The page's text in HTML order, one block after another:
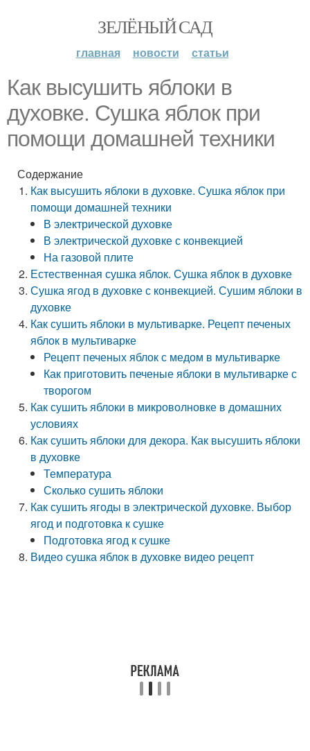
ЗЕЛЁНЫЙ САД
главная новости статьи
Как высушить яблоки в
духовке. Сушка яблок при
помощи домашней техники
Содержание
Как высушить яблоки в духовке. Сушка яблок при
помощи домашней техники
В электрической духовке
В электрической духовке с конвекцией
На газовой плите
Естественная сушка яблок. Сушка яблок в духовке
Сушка ягод в духовке с конвекцией. Сушим яблоки в
духовке
Как сушить яблоки в мультиварке. Рецепт печеных
яблок в мультиварке
Рецепт печеных яблок с медом в мультиварке
Как приготовить печеные яблоки в мультиварке с
творогом
Как сушить яблоки в микроволновке в домашних
условиях
Как сушить яблоки для декора. Как высушить яблоки
в духовке
Температура
Сколько сушить яблоки
Как сушить ягоды в электрической духовке. Выбор
ягод и подготовка к сушке
Подготовка ягод к сушке
Видео сушка яблок в духовке видео рецепт